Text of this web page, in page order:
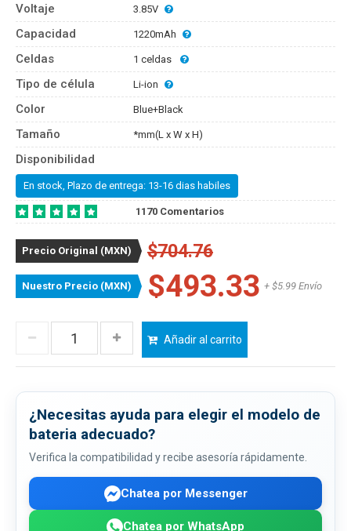
Voltaje 3.85V
Capacidad 1220mAh
Celdas 1 celdas
Tipo de célula Li-ion
Color Blue+Black
Tamaño *mm(L x W x H)
Disponibilidad
En stock, Plazo de entrega: 13-16 dias habiles
1170 Comentarios
Precio Original (MXN) $704.76
Nuestro Precio (MXN) $493.33 + $5.99 Envío
Añadir al carrito
¿Necesitas ayuda para elegir el modelo de
bateria adecuado?
Verifica la compatibilidad y recibe asesoría rápidamente.
Chatea por Messenger
Chatea por WhatsApp